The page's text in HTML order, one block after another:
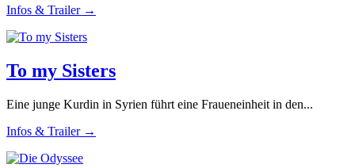
Infos & Trailer →
To my Sisters
Eine junge Kurdin in Syrien führt eine Fraueneinheit in den...
Infos & Trailer →